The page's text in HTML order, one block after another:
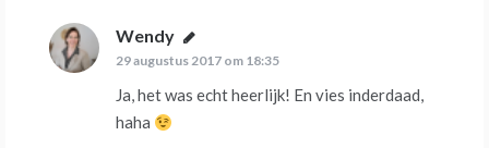
Wendy schreef:
29 augustus 2017 om 18:35
Ja, het was echt heerlijk! En vies inderdaad,
haha